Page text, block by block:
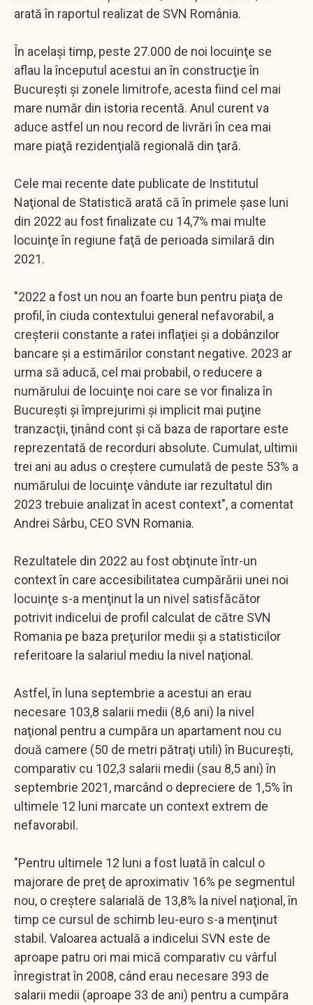
arată în raportul realizat de SVN România.
În acelaşi timp, peste 27.000 de noi locuinţe se
aflau la începutul acestui an în construcţie în
Bucureşti şi zonele limitrofe, acesta fiind cel mai
mare număr din istoria recentă. Anul curent va
aduce astfel un nou record de livrări în cea mai
mare piaţă rezidenţială regională din ţară.
Cele mai recente date publicate de Institutul
Naţional de Statistică arată că în primele şase luni
din 2022 au fost finalizate cu 14,7% mai multe
locuinţe în regiune faţă de perioada similară din
2021.
"2022 a fost un nou an foarte bun pentru piaţa de
profil, în ciuda contextului general nefavorabil, a
creşterii constante a ratei inflaţiei şi a dobânzilor
bancare şi a estimărilor constant negative. 2023 ar
urma să aducă, cel mai probabil, o reducere a
numărului de locuinţe noi care se vor finaliza în
Bucureşti şi împrejurimi şi implicit mai puţine
tranzacţii, ţinând cont şi că baza de raportare este
reprezentată de recorduri absolute. Cumulat, ultimii
trei ani au adus o creştere cumulată de peste 53% a
numărului de locuinţe vândute iar rezultatul din
2023 trebuie analizat în acest context", a comentat
Andrei Sârbu, CEO SVN Romania.
Rezultatele din 2022 au fost obţinute într-un
context în care accesibilitatea cumpărării unei noi
locuinţe s-a menţinut la un nivel satisfăcător
potrivit indicelui de profil calculat de către SVN
Romania pe baza preţurilor medii şi a statisticilor
referitoare la salariul mediu la nivel naţional.
Astfel, în luna septembrie a acestui an erau
necesare 103,8 salarii medii (8,6 ani) la nivel
naţional pentru a cumpăra un apartament nou cu
două camere (50 de metri pătraţi utili) în Bucureşti,
comparativ cu 102,3 salarii medii (sau 8,5 ani) în
septembrie 2021, marcând o depreciere de 1,5% în
ultimele 12 luni marcate un context extrem de
nefavorabil.
"Pentru ultimele 12 luni a fost luată în calcul o
majorare de preţ de aproximativ 16% pe segmentul
nou, o creştere salarială de 13,8% la nivel naţional, în
timp ce cursul de schimb leu-euro s-a menţinut
stabil. Valoarea actuală a indicelui SVN este de
aproape patru ori mai mică comparativ cu vârful
înregistrat în 2008, când erau necesare 393 de
salarii medii (aproape 33 de ani) pentru a cumpăra